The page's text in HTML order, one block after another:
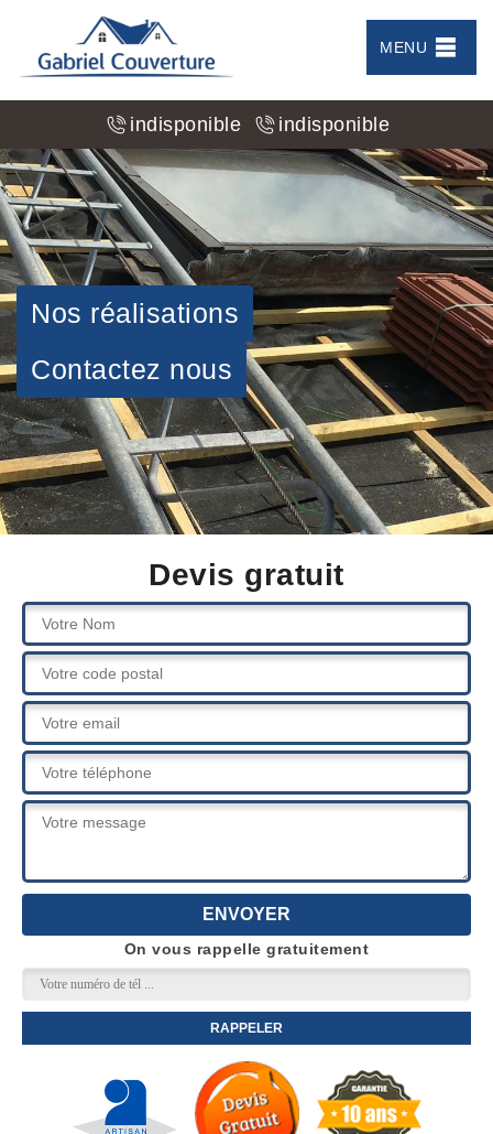
MENU
indisponible indisponible
Nos réalisations
Contactez nous
Devis gratuit
On vous rappelle gratuitement